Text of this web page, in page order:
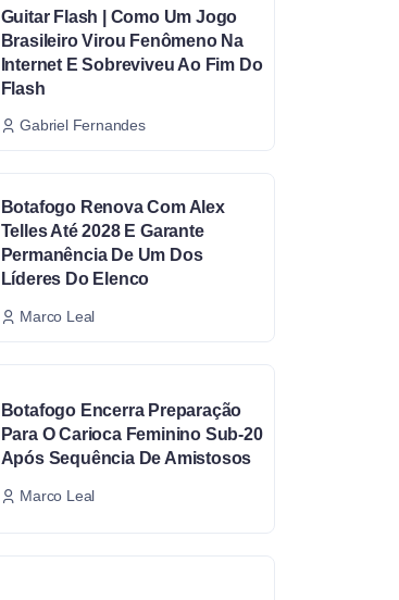
Guitar Flash | Como Um Jogo
Brasileiro Virou Fenômeno Na
Internet E Sobreviveu Ao Fim Do
Flash
Gabriel Fernandes
Botafogo Renova Com Alex
Telles Até 2028 E Garante
Permanência De Um Dos
Líderes Do Elenco
Marco Leal
Botafogo Encerra Preparação
Para O Carioca Feminino Sub-20
Após Sequência De Amistosos
Marco Leal